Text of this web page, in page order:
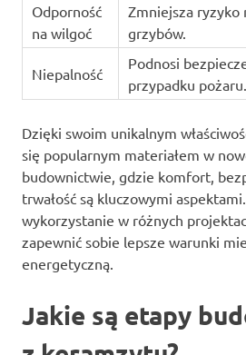
Odporność
na wilgoć
Zmniejsza ryzyko
grzybów.
Niepalność
Podnosi
przypadku pożaru.
Dzięki swoim unikalnym
się popularnym materiałem w
budownictwie, gdzie komfort,
trwałość są kluczowymi
wykorzystanie w różnych
zapewnić sobie lepsze warunki
energetyczną.
Jakie są etapy